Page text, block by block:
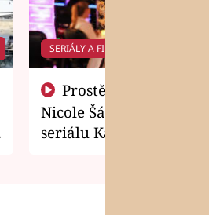
SERIÁLY A FILMY
Nicole Šáchová získala
seriálu Kamarádi